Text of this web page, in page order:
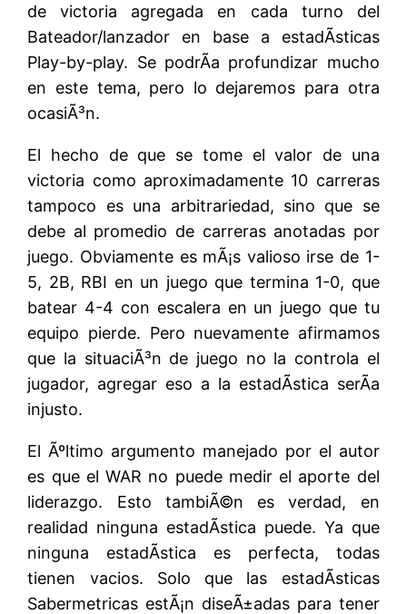
de victoria agregada en cada turno del
Bateador/lanzador en base a estadÃ­sticas
Play-by-play. Se podrÃ­a profundizar mucho
en este tema, pero lo dejaremos para otra
ocasiÃ³n.
El hecho de que se tome el valor de una
victoria como aproximadamente 10 carreras
tampoco es una arbitrariedad, sino que se
debe al promedio de carreras anotadas por
juego. Obviamente es mÃ¡s valioso irse de 1-
5, 2B, RBI en un juego que termina 1-0, que
batear 4-4 con escalera en un juego que tu
equipo pierde. Pero nuevamente afirmamos
que la situaciÃ³n de juego no la controla el
jugador, agregar eso a la estadÃ­stica serÃ­a
injusto.
El Ãºltimo argumento manejado por el autor
es que el WAR no puede medir el aporte del
liderazgo. Esto tambiÃ©n es verdad, en
realidad ninguna estadÃ­stica puede. Ya que
ninguna estadÃ­stica es perfecta, todas
tienen vacios. Solo que las estadÃ­sticas
Sabermetricas estÃ¡n diseÃ±adas para tener